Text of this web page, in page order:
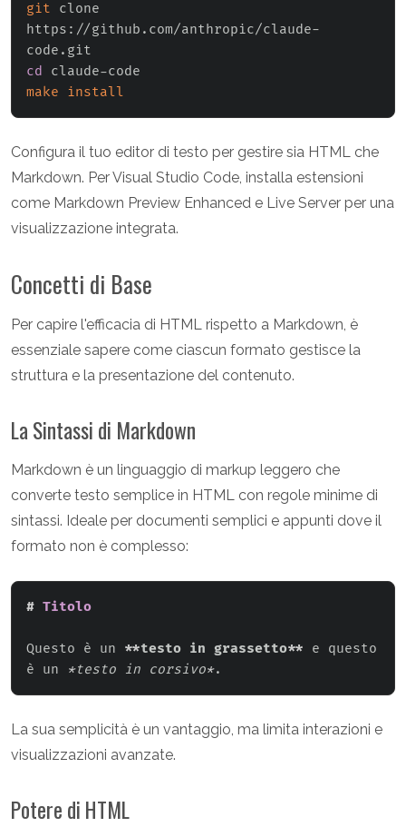
git clone
https://github.com/anthropic/claude-
cd
make
install
Configura il tuo editor di testo per gestire sia HTML che
Markdown. Per Visual Studio Code, installa estensioni
come Markdown Preview Enhanced e Live Server per una
visualizzazione integrata.
Concetti di Base
Per capire l'efficacia di HTML rispetto a Markdown, è
essenziale sapere come ciascun formato gestisce la
struttura e la presentazione del contenuto.
La Sintassi di Markdown
Markdown è un linguaggio di markup leggero che
converte testo semplice in HTML con regole minime di
sintassi. Ideale per documenti semplici e appunti dove il
formato non è complesso:
# Titolo
Questo è un **testo in grassetto** e questo
è un
*testo in corsivo*.
La sua semplicità è un vantaggio, ma limita interazioni e
visualizzazioni avanzate.
Potere di HTML